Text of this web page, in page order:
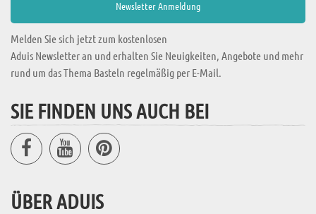
Melden Sie sich jetzt zum kostenlosen
Aduis Newsletter an und erhalten Sie Neuigkeiten, Angebote und mehr
rund um das Thema Basteln regelmäßig per E-Mail.
SIE FINDEN UNS AUCH BEI
ÜBER ADUIS